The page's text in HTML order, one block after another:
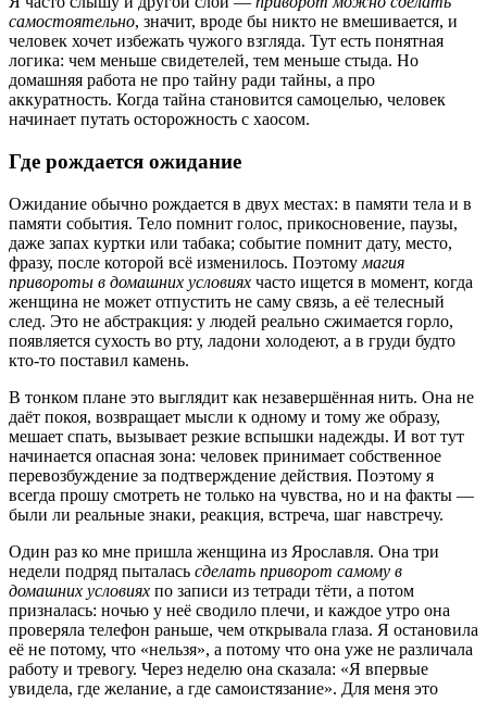
самостоятельно, значит, вроде бы никто не вмешивается, и
человек хочет избежать чужого взгляда. Тут есть понятная
логика: чем меньше свидетелей, тем меньше стыда. Но
домашняя работа не про тайну ради тайны, а про
аккуратность. Когда тайна становится самоцелью, человек
начинает путать осторожность с хаосом.
Где рождается ожидание
Ожидание обычно рождается в двух местах: в памяти тела и в
памяти события. Тело помнит голос, прикосновение, паузы,
даже запах куртки или табака; событие помнит дату, место,
фразу, после которой всё изменилось. Поэтому магия
привороты в домашних условиях часто ищется в момент, когда
женщина не может отпустить не саму связь, а её телесный
след. Это не абстракция: у людей реально сжимается горло,
появляется сухость во рту, ладони холодеют, а в груди будто
кто-то поставил камень.
В тонком плане это выглядит как незавершённая нить. Она не
даёт покоя, возвращает мысли к одному и тому же образу,
мешает спать, вызывает резкие вспышки надежды. И вот тут
начинается опасная зона: человек принимает собственное
перевозбуждение за подтверждение действия. Поэтому я
всегда прошу смотреть не только на чувства, но и на факты —
были ли реальные знаки, реакция, встреча, шаг навстречу.
Один раз ко мне пришла женщина из Ярославля. Она три
недели подряд пыталась сделать приворот самому в
домашних условиях по записи из тетради тёти, а потом
призналась: ночью у неё сводило плечи, и каждое утро она
проверяла телефон раньше, чем открывала глаза. Я остановила
её не потому, что «нельзя», а потому что она уже не различала
работу и тревогу. Через неделю она сказала: «Я впервые
увидела, где желание, а где самоистязание». Для меня это